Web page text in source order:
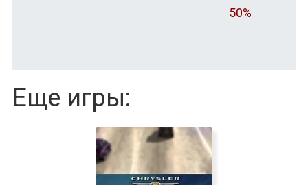
50%
Еще игры: